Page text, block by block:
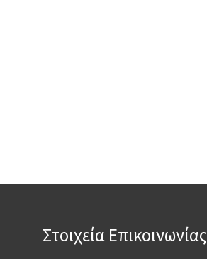
Στοιχεία Επικοινωνίας